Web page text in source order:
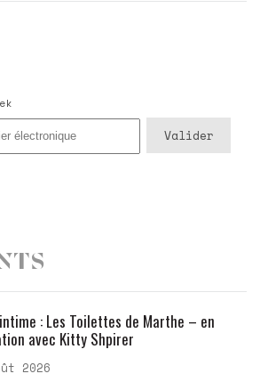
2026
: Les Toilettes de Marthe – en
avec Kitty Shpirer